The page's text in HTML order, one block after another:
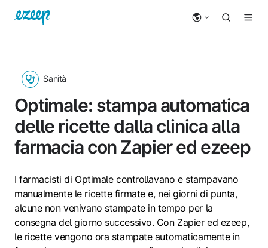
Sanità
Optimale: stampa automatica
delle ricette dalla clinica alla
farmacia con Zapier ed ezeep
I farmacisti di Optimale controllavano e stampavano
manualmente le ricette firmate e, nei giorni di punta,
alcune non venivano stampate in tempo per la
consegna del giorno successivo. Con Zapier ed ezeep,
le ricette vengono ora stampate automaticamente in